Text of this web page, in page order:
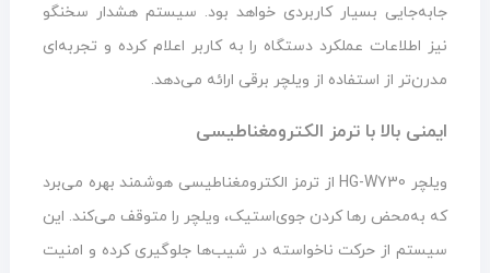
جابه‌جایی بسیار کاربردی خواهد بود. سیستم هشدار سخنگو
نیز اطلاعات عملکرد دستگاه را به کاربر اعلام کرده و تجربه‌ای
مدرن‌تر از استفاده از ویلچر برقی ارائه می‌دهد.
ایمنی بالا با ترمز الکترومغناطیسی
ویلچر HG-W730 از ترمز الکترومغناطیسی هوشمند بهره می‌برد
که به‌محض رها کردن جوی‌استیک، ویلچر را متوقف می‌کند. این
سیستم از حرکت ناخواسته در شیب‌ها جلوگیری کرده و امنیت